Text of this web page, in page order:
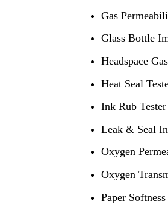
Gas
Glass Bottle
Headspace
Heat Seal
Ink Rub Tester
Leak & Seal
Oxygen
Oxygen
Paper